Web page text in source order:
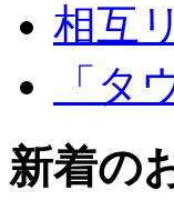
相互
「タ
新着の